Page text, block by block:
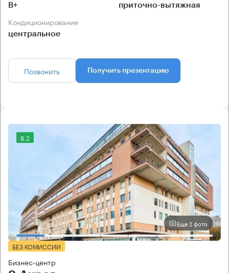
B+ приточно-вытяжная
Кондиционирование
центральное
Позвонить Получить презентацию
8.2
Еще 2 фото
БЕЗ КОМИССИИ
Бизнес-центр